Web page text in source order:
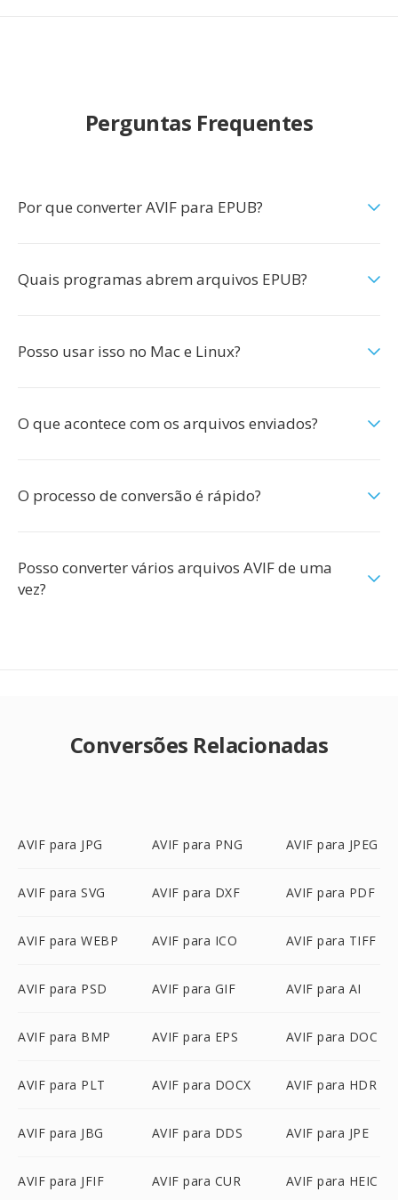
Perguntas Frequentes
Por que converter AVIF para EPUB?
Quais programas abrem arquivos EPUB?
Posso usar isso no Mac e Linux?
O que acontece com os arquivos enviados?
O processo de conversão é rápido?
Posso converter vários arquivos AVIF de uma
vez?
Conversões Relacionadas
AVIF para JPG AVIF para PNG AVIF para JPEG
AVIF para SVG AVIF para DXF AVIF para PDF
AVIF para WEBP AVIF para ICO AVIF para TIFF
AVIF para PSD AVIF para GIF AVIF para AI
AVIF para BMP AVIF para EPS AVIF para DOC
AVIF para PLT AVIF para DOCX AVIF para HDR
AVIF para JBG AVIF para DDS AVIF para JPE
AVIF para JFIF AVIF para CUR AVIF para HEIC